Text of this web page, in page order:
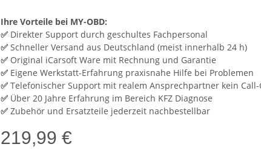
Ihre Vorteile bei MY-OBD:
✅ Direkter Support durch geschultes Fachpersonal
✅ Schneller Versand aus Deutschland (meist innerhalb 24 h)
✅ Original iCarsoft Ware mit Rechnung und Garantie
✅ Eigene Werkstatt-Erfahrung praxisnahe Hilfe bei Problemen
✅ Telefonischer Support mit realem Ansprechpartner kein
✅ Über 20 Jahre Erfahrung im Bereich KFZ Diagnose
✅ Zubehör und Ersatzteile jederzeit nachbestellbar
219,99 €